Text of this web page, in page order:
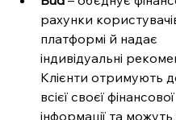
рахунки
платформі й надає
індивідуальні
Клієнти отримують
всієї своєї фінансової
інформації та